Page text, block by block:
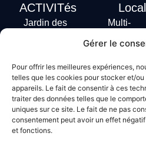
Gérer le
Pour offrir les meilleures expériences,
telles que les cookies pour stocker et/
appareils. Le fait de consentir à ces
traiter des données telles que le
uniques sur ce site. Le fait de ne pas
consentement peut avoir un effet
et fonctions.
ACTIVITés
Jardin des
Stand Up
Paddle
Bodyboard
Local
Multi-